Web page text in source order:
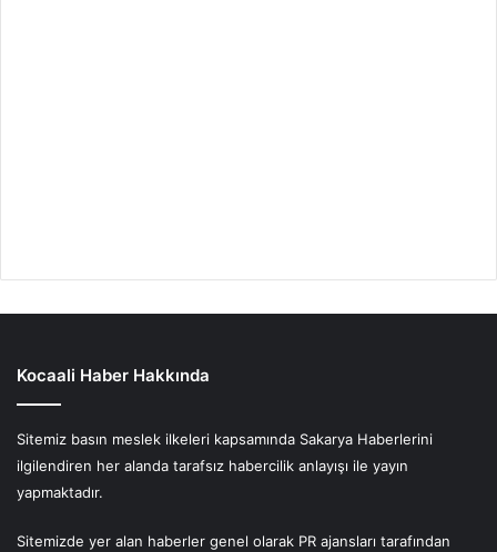
Kocaali Haber Hakkında
Sitemiz basın meslek ilkeleri kapsamında Sakarya Haberlerini
ilgilendiren her alanda tarafsız habercilik anlayışı ile yayın
yapmaktadır.
Sitemizde yer alan haberler genel olarak PR ajansları tarafından